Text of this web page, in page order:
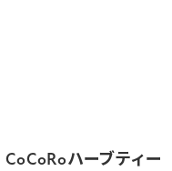
CoCoRoハーブティー